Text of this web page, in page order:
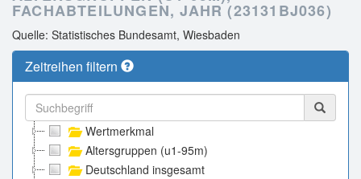
FACHABTEILUNGEN, JAHR (23131BJ036)
Quelle: Statistisches Bundesamt, Wiesbaden
Zeitreihen filtern
Wertmerkmal
Altersgruppen (u1-95m)
Deutschland insgesamt